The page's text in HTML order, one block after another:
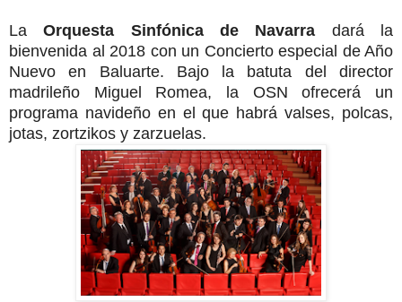
LaOrquesta Sinfónica de Navarra dará la
bienvenida al 2018 con un Concierto especial de Año
Nuevo en Baluarte. Bajo la batuta del director
madrileño Miguel Romea, la OSN ofrecerá un
programa navideño en el que habrá valses, polcas,
jotas, zortzikos y zarzuelas.